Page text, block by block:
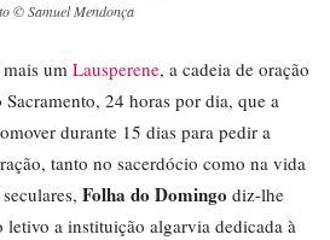
© Samuel Mendonça
um Lausperene, a cadeia de oração
24 horas por dia, que a
durante 15 dias para pedir a
tanto no sacerdócio como na vida
Folha do Domingo diz-lhe
letivo a instituição algarvia dedicada à